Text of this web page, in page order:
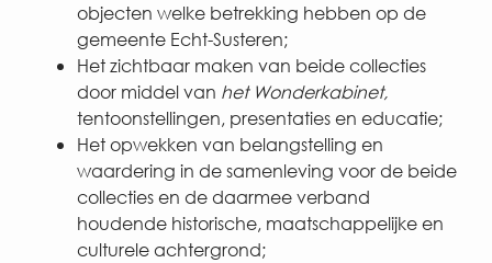
objecten welke betrekking hebben op de
gemeente Echt-Susteren;
Het zichtbaar maken van beide collecties
door middel van het Wonderkabinet,
tentoonstellingen, presentaties en educatie;
Het opwekken van belangstelling en
waardering in de samenleving voor de beide
collecties en de daarmee verband
houdende historische, maatschappelijke en
culturele achtergrond;